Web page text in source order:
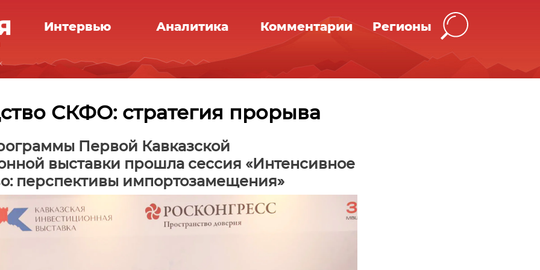
Интервью Аналитика Комментарии Регионы
СКФО: стратегия прорыва
Первой Кавказской
выставки прошла сессия «Интенсивное
перспективы импортозамещения»